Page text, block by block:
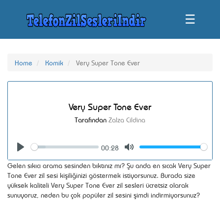
☰
Home Komik Very Super Tone Ever
Very Super Tone Ever
Tarafından Zalza Cildina
Seek
00:28
Volume
Gelen sıkıcı arama sesinden bıktınız mı? Şu anda en sıcak Very Super
Tone Ever zil sesi kişiliğinizi göstermek istiyorsunuz. Burada size
yüksek kaliteli Very Super Tone Ever zil sesleri ücretsiz olarak
sunuyoruz, neden bu çok popüler zil sesini şimdi indirmiyorsunuz?